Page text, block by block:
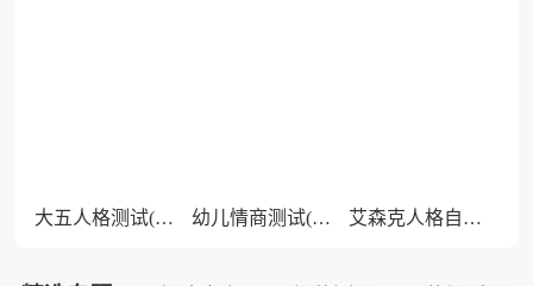
大五人格测试(60题自测版) 幼儿情商测试(3-6岁) 艾森克人格自测(少年版)